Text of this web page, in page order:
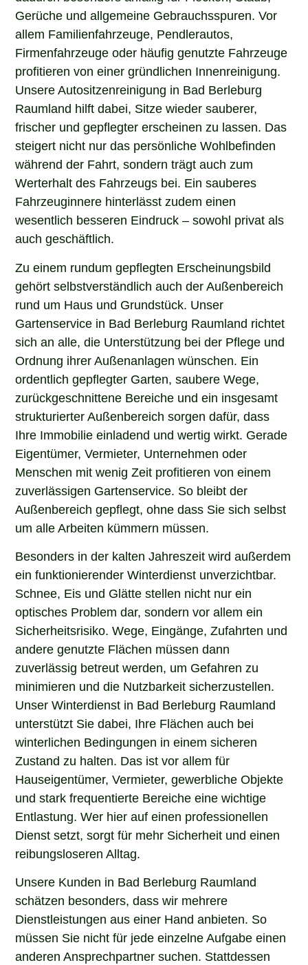
Gerüche und allgemeine Gebrauchsspuren. Vor
allem Familienfahrzeuge, Pendlerautos,
Firmenfahrzeuge oder häufig genutzte Fahrzeuge
profitieren von einer gründlichen Innenreinigung.
Unsere Autositzenreinigung in Bad Berleburg
Raumland hilft dabei, Sitze wieder sauberer,
frischer und gepflegter erscheinen zu lassen. Das
steigert nicht nur das persönliche Wohlbefinden
während der Fahrt, sondern trägt auch zum
Werterhalt des Fahrzeugs bei. Ein sauberes
Fahrzeuginnere hinterlässt zudem einen
wesentlich besseren Eindruck – sowohl privat als
auch geschäftlich.
Zu einem rundum gepflegten Erscheinungsbild
gehört selbstverständlich auch der Außenbereich
rund um Haus und Grundstück. Unser
Gartenservice in Bad Berleburg Raumland richtet
sich an alle, die Unterstützung bei der Pflege und
Ordnung ihrer Außenanlagen wünschen. Ein
ordentlich gepflegter Garten, saubere Wege,
zurückgeschnittene Bereiche und ein insgesamt
strukturierter Außenbereich sorgen dafür, dass
Ihre Immobilie einladend und wertig wirkt. Gerade
Eigentümer, Vermieter, Unternehmen oder
Menschen mit wenig Zeit profitieren von einem
zuverlässigen Gartenservice. So bleibt der
Außenbereich gepflegt, ohne dass Sie sich selbst
um alle Arbeiten kümmern müssen.
Besonders in der kalten Jahreszeit wird außerdem
ein funktionierender Winterdienst unverzichtbar.
Schnee, Eis und Glätte stellen nicht nur ein
optisches Problem dar, sondern vor allem ein
Sicherheitsrisiko. Wege, Eingänge, Zufahrten und
andere genutzte Flächen müssen dann
zuverlässig betreut werden, um Gefahren zu
minimieren und die Nutzbarkeit sicherzustellen.
Unser Winterdienst in Bad Berleburg Raumland
unterstützt Sie dabei, Ihre Flächen auch bei
winterlichen Bedingungen in einem sicheren
Zustand zu halten. Das ist vor allem für
Hauseigentümer, Vermieter, gewerbliche Objekte
und stark frequentierte Bereiche eine wichtige
Entlastung. Wer hier auf einen professionellen
Dienst setzt, sorgt für mehr Sicherheit und einen
reibungsloseren Alltag.
Unsere Kunden in Bad Berleburg Raumland
schätzen besonders, dass wir mehrere
Dienstleistungen aus einer Hand anbieten. So
müssen Sie nicht für jede einzelne Aufgabe einen
anderen Ansprechpartner suchen. Stattdessen